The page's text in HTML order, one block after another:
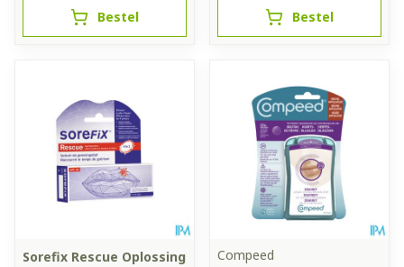
Bestel Bestel
Sorefix Rescue Oplossing
Compeed